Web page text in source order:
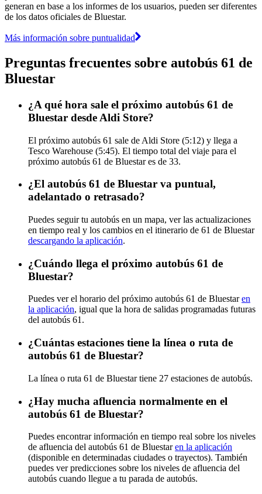
generan en base a los informes de los usuarios, pueden ser diferentes
de los datos oficiales de Bluestar.
Más información sobre puntualidad
Preguntas frecuentes sobre autobús 61 de
Bluestar
¿A qué hora sale el próximo autobús 61 de
Bluestar desde Aldi Store?
El próximo autobús 61 sale de Aldi Store (5:12) y llega a
Tesco Warehouse (5:45). El tiempo total del viaje para el
próximo autobús 61 de Bluestar es de 33.
¿El autobús 61 de Bluestar va puntual,
adelantado o retrasado?
Puedes seguir tu autobús en un mapa, ver las actualizaciones
en tiempo real y los cambios en el itinerario de 61 de Bluestar
descargando la aplicación.
¿Cuándo llega el próximo autobús 61 de
Bluestar?
Puedes ver el horario del próximo autobús 61 de Bluestaren
la aplicación, igual que la hora de salidas programadas futuras
del autobús 61.
¿Cuántas estaciones tiene la línea o ruta de
autobús 61 de Bluestar?
La línea o ruta 61 de Bluestar tiene 27 estaciones de autobús.
¿Hay mucha afluencia normalmente en el
autobús 61 de Bluestar?
Puedes encontrar información en tiempo real sobre los niveles
de afluencia del autobús 61 de Bluestaren la aplicación
(disponible en determinadas ciudades o trayectos). También
puedes ver predicciones sobre los niveles de afluencia del
autobús cuando llegue a tu parada de autobús.